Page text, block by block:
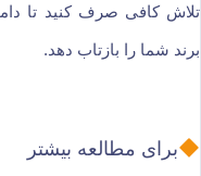
تلاش کافی صرف کنید تا
برند شما را بازتاب دهد.
برای مطالعه بیشتر